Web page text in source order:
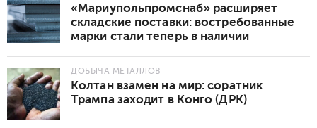
«Мариупольпромснаб» расширяет
складские поставки: востребованные
марки стали теперь в наличии
ДОБЫЧА МЕТАЛЛОВ
Колтан взамен на мир: соратник
Трампа заходит в Конго (ДРК)